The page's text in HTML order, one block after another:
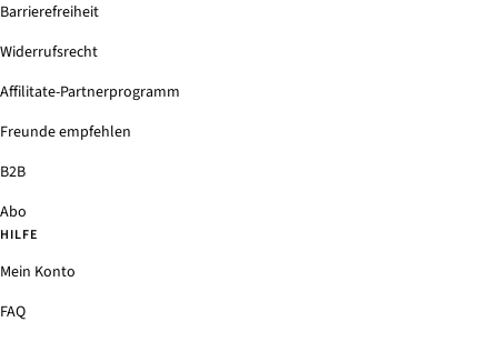
Barrierefreiheit
Widerrufsrecht
Affilitate-Partnerprogramm
Freunde empfehlen
B2B
Abo
HILFE
Mein Konto
FAQ